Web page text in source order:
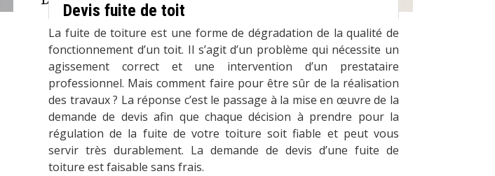
Devis fuite de toit
La fuite de toiture est une forme de dégradation de la qualité de
fonctionnement d’un toit. Il s’agit d’un problème qui nécessite un
agissement correct et une intervention d’un prestataire
professionnel. Mais comment faire pour être sûr de la réalisation
des travaux ? La réponse c’est le passage à la mise en œuvre de la
demande de devis afin que chaque décision à prendre pour la
régulation de la fuite de votre toiture soit fiable et peut vous
servir très durablement. La demande de devis d’une fuite de
toiture est faisable sans frais.